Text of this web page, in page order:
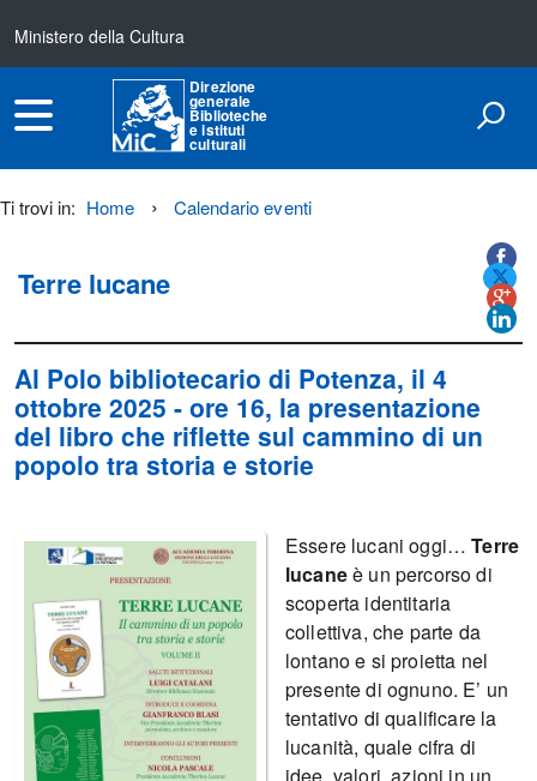
Ministero della Cultura
Direzione
generale
Biblioteche
e istituti
culturali
Ti trovi in: Home Calendario eventi
Terre lucane
Al Polo bibliotecario di Potenza, il 4
ottobre 2025 - ore 16, la presentazione
del libro che riflette sul cammino di un
popolo tra storia e storie
Essere lucani oggi…Terre
lucaneè un percorso di
scoperta identitaria
collettiva, che parte da
lontano e si proietta nel
presente di ognuno. E’ un
tentativo di qualificare la
lucanità, quale cifra di